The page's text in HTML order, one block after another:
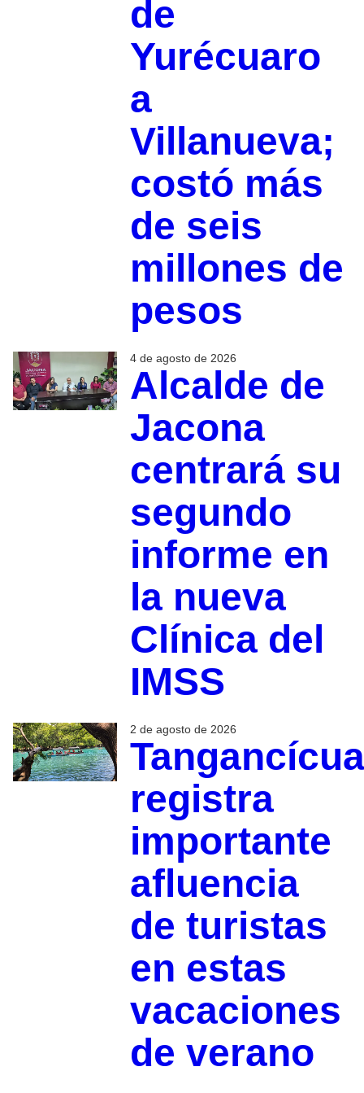
de
Yurécuaro
a
Villanueva;
costó más
de seis
millones de
pesos
4 de agosto de 2026
Alcalde de
Jacona
centrará su
segundo
informe en
la nueva
Clínica del
IMSS
2 de agosto de 2026
registra
importante
afluencia
de turistas
en estas
vacaciones
de verano